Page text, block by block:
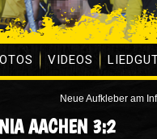
VIDEOS
Neue Aufkleber am
AACHEN 3:2